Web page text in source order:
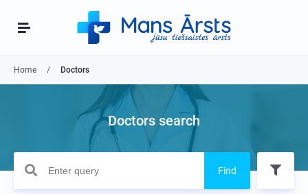
Home Doctors
Doctors search
Find